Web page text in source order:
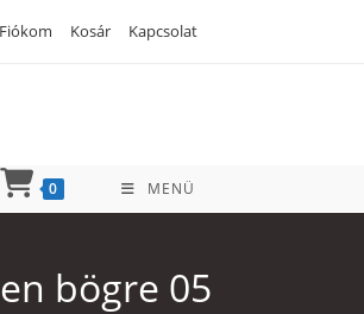
Fiókom Kosár Kapcsolat
0 MENÜ
bögre 05